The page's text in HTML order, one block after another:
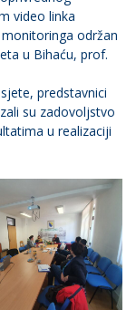
video linka
održan
u Bihaću, prof.
predstavnici
su zadovoljstvo
u realizaciji